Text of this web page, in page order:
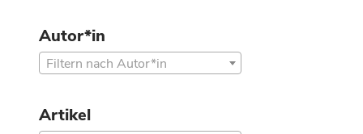
Autor*in
Filtern nach Autor*in
Artikel